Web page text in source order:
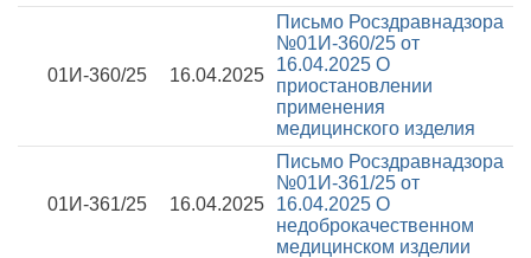
01И-360/25 16.04.2025
Письмо Росздравнадзора
№01И-360/25 от
16.04.2025 О
приостановлении
применения
медицинского изделия
01И-361/25 16.04.2025
Письмо Росздравнадзора
№01И-361/25 от
16.04.2025 О
недоброкачественном
медицинском изделии